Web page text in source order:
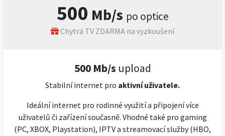
500 Mb/s po optice
Chytrá TV ZDARMA na vyzkoušení
500 Mb/s upload
Stabilní internet pro aktivní uživatele.
Ideální internet pro rodinné využití a připojení více
uživatelů či zařízení současně. Vhodné také pro gaming
(PC, XBOX, Playstation), IPTV a streamovací služby (HBO,